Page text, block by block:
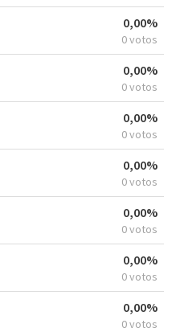
0,00%
0 votos
0,00%
0 votos
0,00%
0 votos
0,00%
0 votos
0,00%
0 votos
0,00%
0 votos
0,00%
0 votos